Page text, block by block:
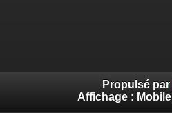
Propulsé par
Affichage : Mobile